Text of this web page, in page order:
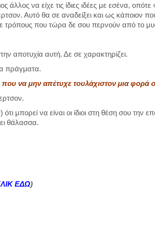
άλλος να είχε τις ίδιες ιδέες με εσένα, οπότε
Αυτό θα σε αναδείξει και ως κάποιον
τρόπους που τώρα δε σου περνούν από το
αποτυχία αυτή. Δε σε χαρακτηρίζει.
πράγματα.
που να μην απέτυχε τουλάχιστον μια φορά
μπορεί να είναι οι ίδιοι στη θέση σου την
θάλασσα.
ΕΔΩ)